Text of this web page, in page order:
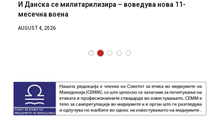
И Данска се милитарилизира – воведува нова 11-
месечна воена
AUGUST 4, 2026